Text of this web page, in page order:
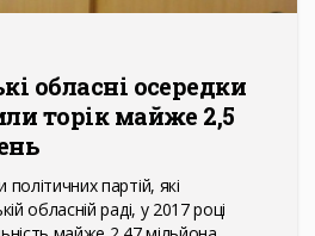
обласні осередки
торік майже 2,5
партій, які
обласній раді, у 2017 році